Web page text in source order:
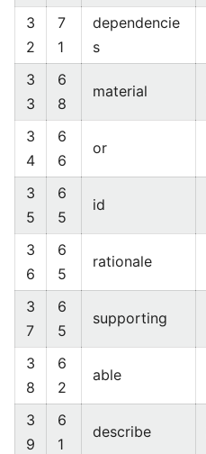
3
2
7
1
dependencie
s
3
3
6
8
material
3
4
6
6
or
3
5
6
5
id
3
6
6
5
rationale
3
7
6
5
supporting
3
8
6
2
able
3
9
6
1
describe